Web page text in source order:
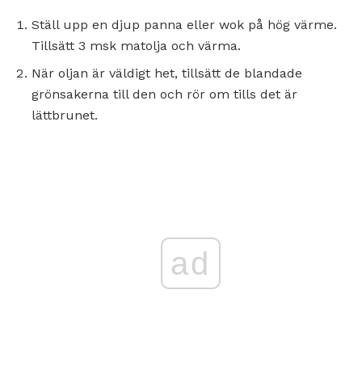
Ställ upp en djup panna eller wok på hög värme.
Tillsätt 3 msk matolja och värma.
När oljan är väldigt het, tillsätt de blandade
grönsakerna till den och rör om tills det är
lättbrunet.
ad